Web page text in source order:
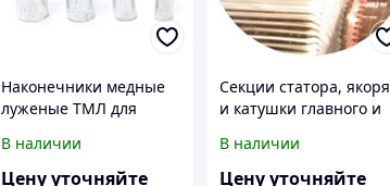
Наконечники медные
луженые ТМЛ для
В наличии
Цену уточняйте
Секции статора, якоря
и катушки главного и
полюсов
В наличии
Цену уточняйте